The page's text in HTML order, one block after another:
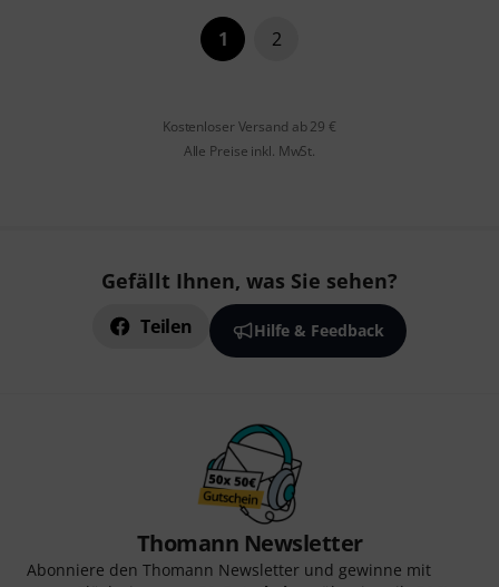
1 2
Kostenloser Versand ab 29 €
Alle Preise inkl. MwSt.
Gefällt Ihnen, was Sie sehen?
Teilen Hilfe & Feedback
Thomann Newsletter
Abonniere den Thomann Newsletter und gewinne mit